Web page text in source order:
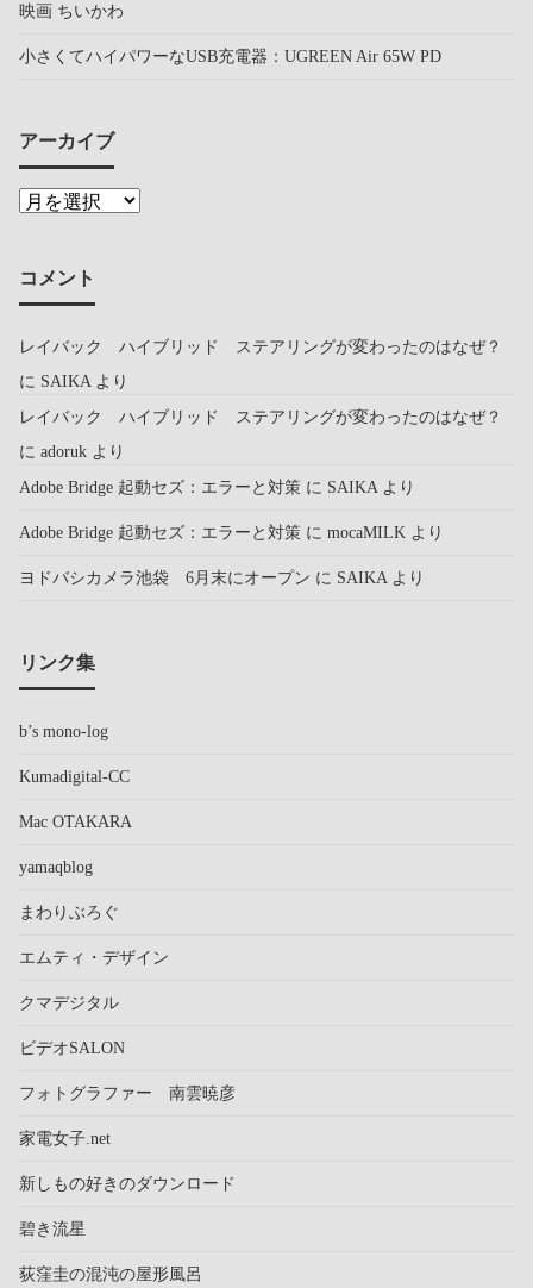
映画 ちいかわ
小さくてハイパワーなUSB充電器：UGREEN Air 65W PD
アーカイブ
コメント
レイバック ハイブリッド ステアリングが変わったのはなぜ？
に SAIKAより
レイバック ハイブリッド ステアリングが変わったのはなぜ？
に adoruk より
Adobe Bridge 起動セズ：エラーと対策 に SAIKAより
Adobe Bridge 起動セズ：エラーと対策 に mocaMILK より
ヨドバシカメラ池袋 6月末にオープン に SAIKAより
リンク集
b’s mono-log
Kumadigital-CC
Mac OTAKARA
yamaqblog
まわりぶろぐ
エムティ・デザイン
クマデジタル
ビデオSALON
フォトグラファー 南雲暁彦
家電女子.net
新しもの好きのダウンロード
碧き流星
荻窪圭の混沌の屋形風呂